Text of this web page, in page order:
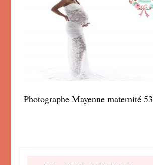
Photographe Mayenne maternité 53